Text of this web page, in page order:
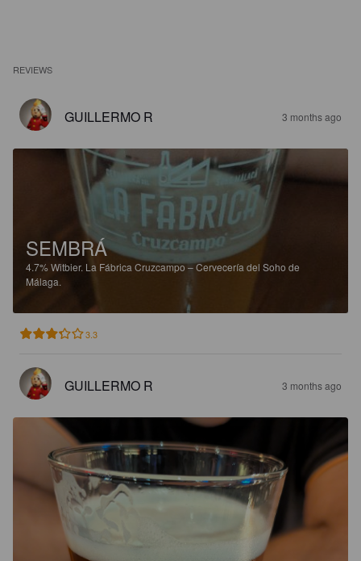
REVIEWS
GUILLERMO R 3 months ago
SEMBRÁ
4.7%Witbier. La Fábrica Cruzcampo – Cervecería del Soho de
Málaga.
3.3
GUILLERMO R 3 months ago